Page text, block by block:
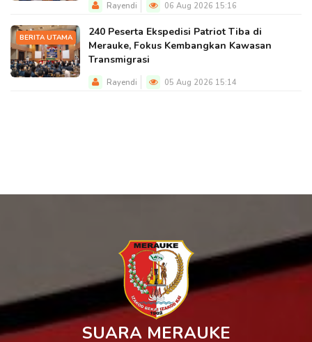
Rayendi 06 Aug 2026 15:16
BERITA UTAMA
240 Peserta Ekspedisi Patriot Tiba di
Merauke, Fokus Kembangkan Kawasan
Transmigrasi
Rayendi 05 Aug 2026 15:14
SUARA MERAUKE